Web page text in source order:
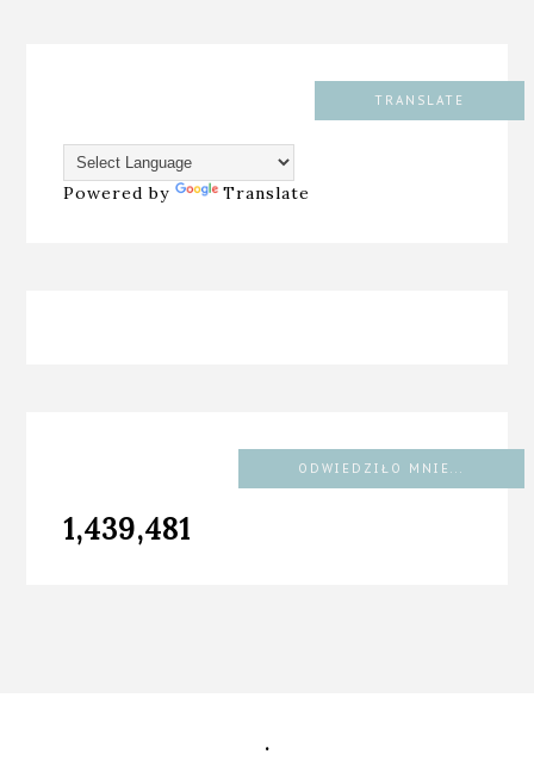
TRANSLATE
Powered by Translate
ODWIEDZIŁO MNIE...
1,439,481
.